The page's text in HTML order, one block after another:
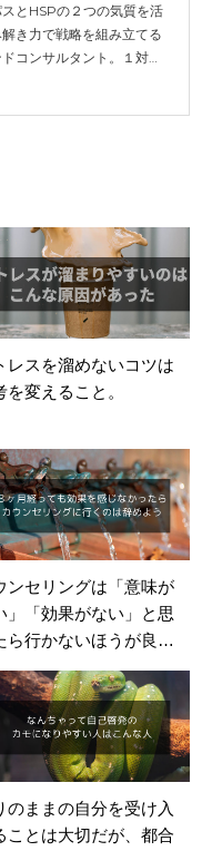
とHSPの２つの気質を活
き力で戦略を組み立てる
コンサルタント。１対１
ッションとコンテンツ発
、WEBデザイナーでは
レスを溜めないコツは
を変えること。
ンセリングは「意味が
」「効果がない」と思
ら行かないほうが良
のままの自分を受け入
ことは大切だが、都合